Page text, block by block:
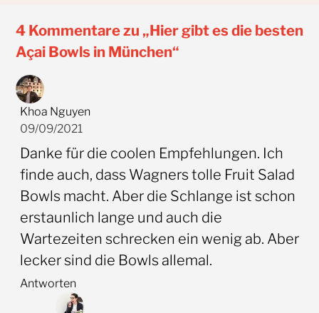
4 Kommentare zu „Hier gibt es die besten
Açai Bowls in München“
Khoa Nguyen
09/09/2021
Danke für die coolen Empfehlungen. Ich
finde auch, dass Wagners tolle Fruit Salad
Bowls macht. Aber die Schlange ist schon
erstaunlich lange und auch die
Wartezeiten schrecken ein wenig ab. Aber
lecker sind die Bowls allemal.
Antworten